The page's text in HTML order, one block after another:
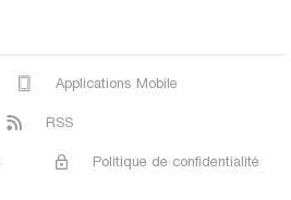
Applications Mobile
RSS
Politique de confidentialité